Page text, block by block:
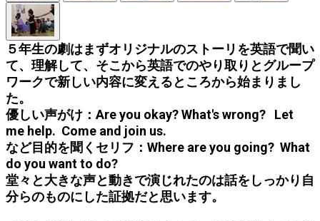
５年生の劇はまずオリジナルのストーリを英語で聞い
て、理解して、そこから英語でのやり取りとグループ
ワークで新しい内容に変えるところから始まりまし
た。
優しい声がけ：Are you okay? What's wrong? Let
me help. Come and join us.
など目的を聞くセリフ：Where are you going? What
do you want to do?
堂々と大きな声と動きで演じれたのは話をしっかり自
分らのものにした証拠だと思います。